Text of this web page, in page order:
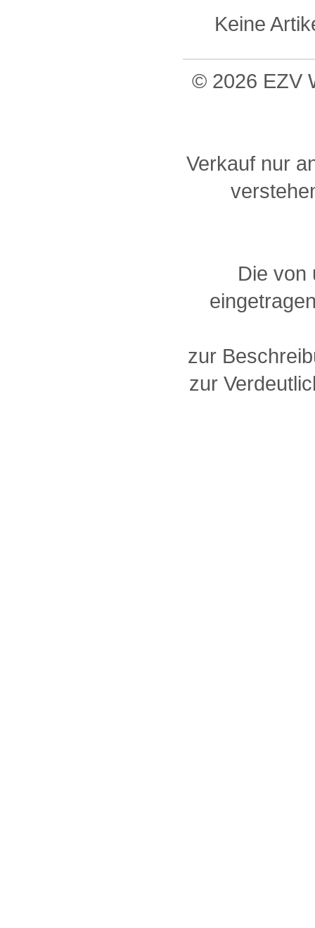
Keine
© 2026 EZV
Verkauf nur
Die von
zur
zur